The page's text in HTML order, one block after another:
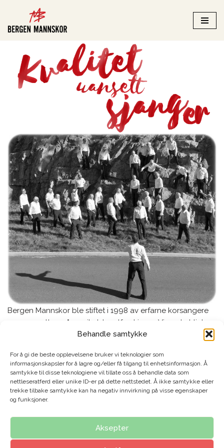
Behandle samtykke
For å gi de beste opplevelsene bruker vi teknologier som
informasjonskapsler for å lagre og/eller få tilgang til enhetsinformasjon. Å
samtykke til disse teknologiene vil tillate oss å behandle data som
nettleseratferd eller unike ID-er på dette nettstedet. Å ikke samtykke eller
trekke tilbake samtykke kan ha negativ innvirkning på visse egenskaper
og funksjoner.
Aksepter
Hopp
Bergen Mannskor ble stiftet i 1998 av erfarne korsangere
som var sultne på musikalske utfordringer. Vi er et aktivt
mannskor som synger alt fra Queen til prosesjonssang fra
Koret teller i dag 48 mann som ser fram til korøving hver
mandag. I den tiden vi er sammen hver uke, stenges
verden med alle dens bekymringer ute. Vår dirigent er Jon
Vil du bli sanger i Bergen mannskor? Klikk her: